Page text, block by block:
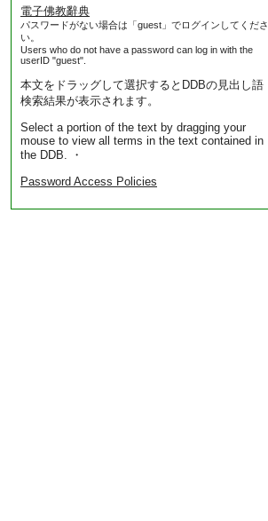
電子佛教辭典
パスワードがない場合は「guest」でログインしてくださ
い。
Users who do not have a password can log in with the
userID "guest".
本文をドラッグして選択するとDDBの見出し語
検索結果が表示されます。
Select a portion of the text by dragging your
mouse to view all terms in the text contained in
the DDB. ・
Password Access Policies